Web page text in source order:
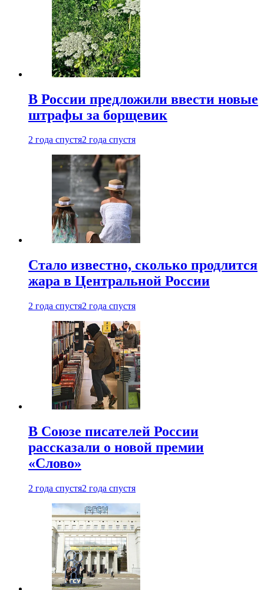
В России предложили ввести новые
штрафы за борщевик
2 года спустя2 года спустя
Стало известно, сколько продлится
жара в Центральной России
2 года спустя2 года спустя
В Союзе писателей России
рассказали о новой премии
«Слово»
2 года спустя2 года спустя